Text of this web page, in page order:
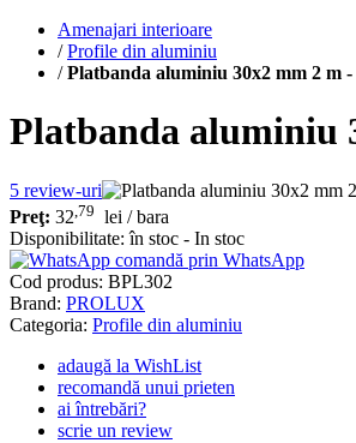
Amenajari interioare
/Profile din aluminiu
/Platbanda aluminiu 30x2 mm 2 m
Platbanda aluminiu
5 review-uri
Preţ: 32 ,79 lei / bara
Disponibilitate: în stoc - In stoc
comandă prin WhatsApp
Cod produs: BPL302
Brand: PROLUX
Categoria: Profile din aluminiu
adaugă la WishList
recomandă unui prieten
ai întrebări?
scrie un review